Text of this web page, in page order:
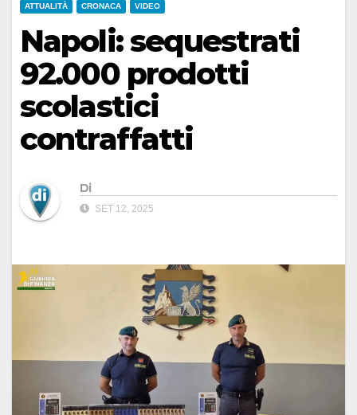
ATTUALITÀ CRONACA VIDEO
Napoli: sequestrati
92.000 prodotti
scolastici
contraffatti
Di
SET 12, 2025